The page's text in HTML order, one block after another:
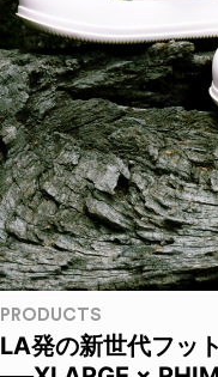
PRODUCTS
LA発の新世代フッ